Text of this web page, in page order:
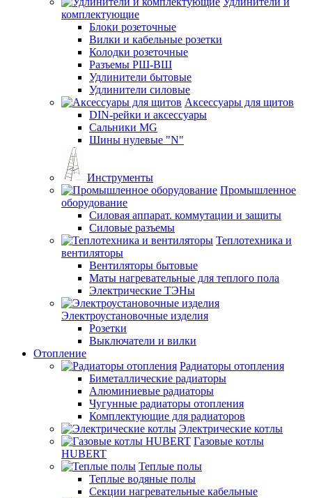
комплектующие
Блоки розеточные
Вилки и кабельные розетки
Колодки розеточные
Разъемы РШ-ВШ
Удлинители бытовые
Удлинители силовые
Аксессуары для щитов
DIN-рейки и аксессуары
Сальники MG
Шины нулевые "N"
Инструменты
Промышленное
оборудование
Силовая аппарат. коммутации и защиты
Силовые разъемы
Теплотехника и
вентиляторы
Вентиляторы бытовые
Маты нагревательные для теплого пола
Электрические ТЭНы
Электроустановочные изделия
Розетки
Выключатели и вилки
Отопление
Радиаторы отопления
Биметаллические радиаторы
Алюминиевые радиаторы
Чугунные радиаторы отопления
Комплектующие для радиаторов
Электрические котлы
Газовые котлы
HUBERT
Теплые полы
Теплые водяные полы
Секции нагревательные кабельные